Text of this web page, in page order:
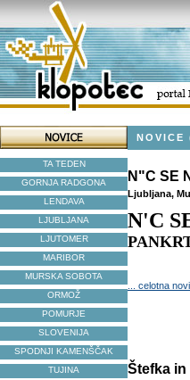
TA TEDEN
GORNJA RADGONA
LENDAVA
LJUBLJANA
LJUTOMER
MARIBOR
MURSKA SOBOTA
ORMOŽ
POMURJE
SLOVENIJA
SPODNJI KAMENŠČAK
TUJINA
NOVICE
N"C SE
Ljubljana,
N'C
... celotna
Štefka